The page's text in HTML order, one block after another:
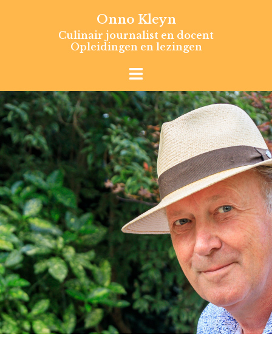
Onno Kleyn
Culinair journalist en docent
Opleidingen en lezingen